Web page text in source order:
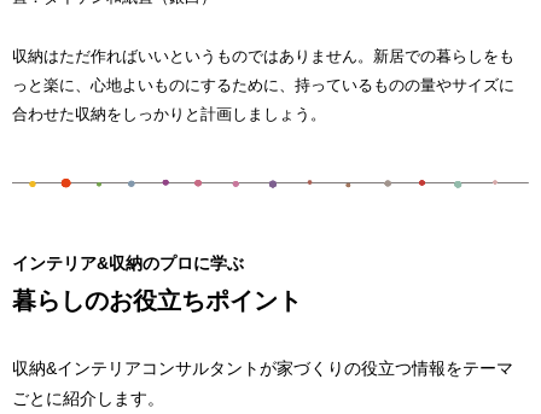
収納はただ作ればいいというものではありません。新居での暮らしをも
っと楽に、心地よいものにするために、持っているものの量やサイズに
合わせた収納をしっかりと計画しましょう。
インテリア&収納のプロに学ぶ
暮らしのお役立ちポイント
収納&インテリアコンサルタントが家づくりの役立つ情報をテーマ
ごとに紹介します。